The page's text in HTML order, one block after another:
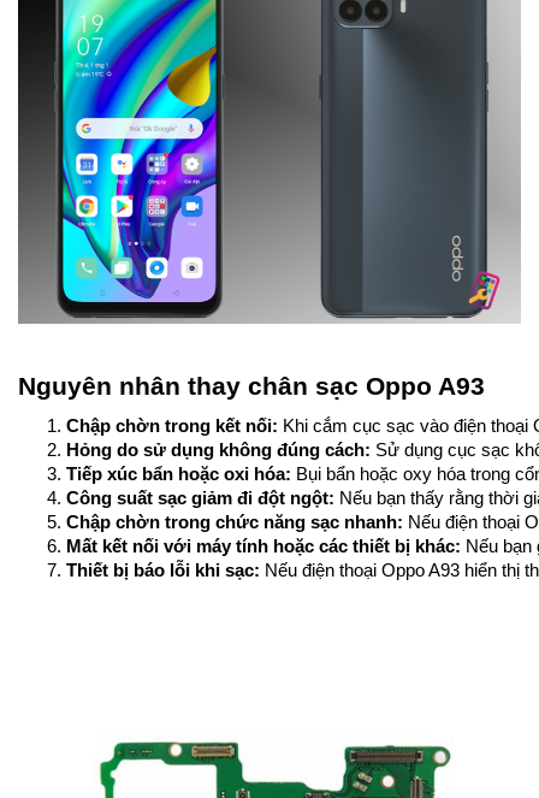
Nguyên nhân thay chân sạc Oppo A93
Chập chờn trong kết nối: Khi cắm cục sạc vào điện thoại
Hỏng do sử dụng không đúng cách: Sử dụng cục sạc
Tiếp xúc bẩn hoặc oxi hóa: Bụi bẩn hoặc oxy hóa trong
Công suất sạc giảm đi đột ngột: Nếu bạn thấy rằng thời
Chập chờn trong chức năng sạc nhanh: Nếu điện thoại
Mất kết nối với máy tính hoặc các thiết bị khác: Nếu bạn
Thiết bị báo lỗi khi sạc: Nếu điện thoại Oppo A93 hiển thị